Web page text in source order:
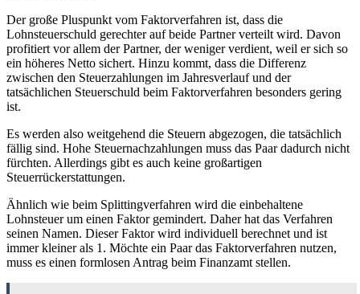
Der große Pluspunkt vom Faktorverfahren ist, dass die
Lohnsteuerschuld gerechter auf beide Partner verteilt wird. Davon
profitiert vor allem der Partner, der weniger verdient, weil er sich so
ein höheres Netto sichert. Hinzu kommt, dass die Differenz
zwischen den Steuerzahlungen im Jahresverlauf und der
tatsächlichen Steuerschuld beim Faktorverfahren besonders gering
ist.
Es werden also weitgehend die Steuern abgezogen, die tatsächlich
fällig sind. Hohe Steuernachzahlungen muss das Paar dadurch nicht
fürchten. Allerdings gibt es auch keine großartigen
Steuerrückerstattungen.
Ähnlich wie beim Splittingverfahren wird die einbehaltene
Lohnsteuer um einen Faktor gemindert. Daher hat das Verfahren
seinen Namen. Dieser Faktor wird individuell berechnet und ist
immer kleiner als 1. Möchte ein Paar das Faktorverfahren nutzen,
muss es einen formlosen Antrag beim Finanzamt stellen.